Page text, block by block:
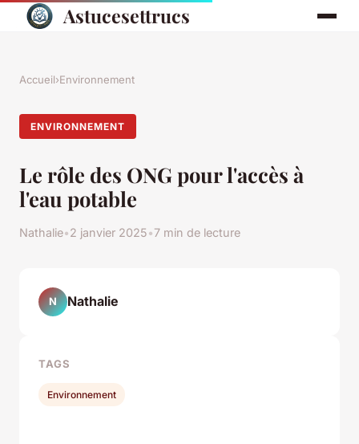
Astucesettrucs
Accueil›Environnement
ENVIRONNEMENT
Le rôle des ONG pour l'accès à
l'eau potable
Nathalie•2 janvier 2025•7 min de lecture
N Nathalie
TAGS
Environnement